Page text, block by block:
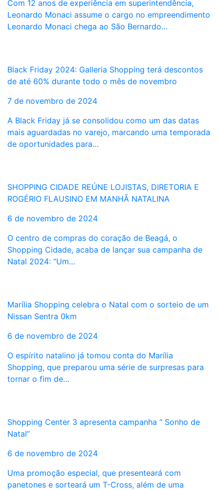
Com 12 anos de experiência em superintendência,
Leonardo Monaci assume o cargo no empreendimento
Leonardo Monaci chega ao São Bernardo…
Black Friday 2024: Galleria Shopping terá descontos
de até 60% durante todo o mês de novembro
7 de novembro de 2024
A Black Friday já se consolidou como um das datas
mais aguardadas no varejo, marcando uma temporada
de oportunidades para…
SHOPPING CIDADE REÚNE LOJISTAS, DIRETORIA E
ROGÉRIO FLAUSINO EM MANHÃ NATALINA
6 de novembro de 2024
O centro de compras do coração de Beagá, o
Shopping Cidade, acaba de lançar sua campanha de
Natal 2024: “Um…
Marília Shopping celebra o Natal com o sorteio de um
Nissan Sentra 0km
6 de novembro de 2024
O espírito natalino já tomou conta do Marília
Shopping, que preparou uma série de surpresas para
tornar o fim de…
Shopping Center 3 apresenta campanha “ Sonho de
Natal”
6 de novembro de 2024
Uma promoção especial, que presenteará com
panetones e sorteará um T-Cross, além de uma